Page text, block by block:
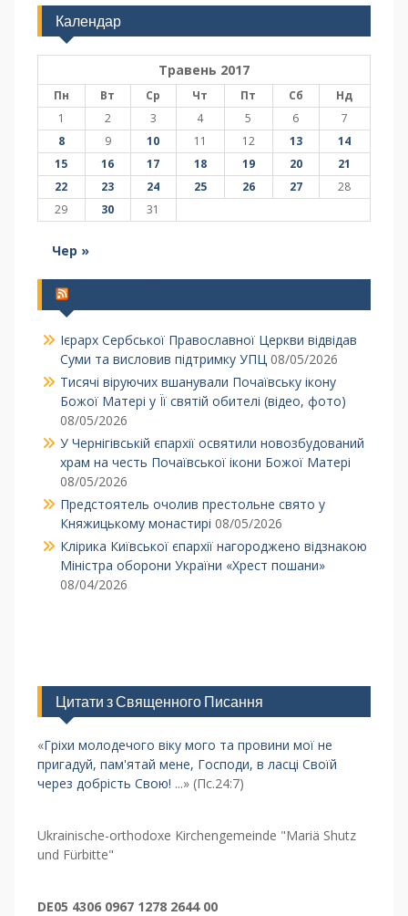
Календар
Травень 2017
Пн Вт Ср Чт Пт Сб
Нд
1
2 3 4 5 6
7
8
9 10 11 12 13
14
15
16 17 18 19 20
21
22
23 24 25 26 27
28
29
30 31
Чер »
Ієрарх Сербської Православної Церкви відвідав
Суми та висловив підтримку УПЦ 08/05/2026
Тисячі віруючих вшанували Почаївську ікону
Божої Матері у Її святій обителі (відео, фото)
08/05/2026
У Чернігівській єпархії освятили новозбудований
храм на честь Почаївської ікони Божої Матері
08/05/2026
Предстоятель очолив престольне свято у
Княжицькому монастирі 08/05/2026
Клірика Київської єпархії нагороджено відзнакою
Міністра оборони України «Хрест пошани»
08/04/2026
Цитати з Священного Писання
«Гріхи молодечого віку мого та провини мої не
пригадуй, пам'ятай мене, Господи, в ласці Своїй
через добрість Свою! ...» (Пс.24:7)
Ukrainische-orthodoxe Kirchengemeinde "Mariä Shutz
und Fürbitte"
DE05 4306 0967 1278 2644 00